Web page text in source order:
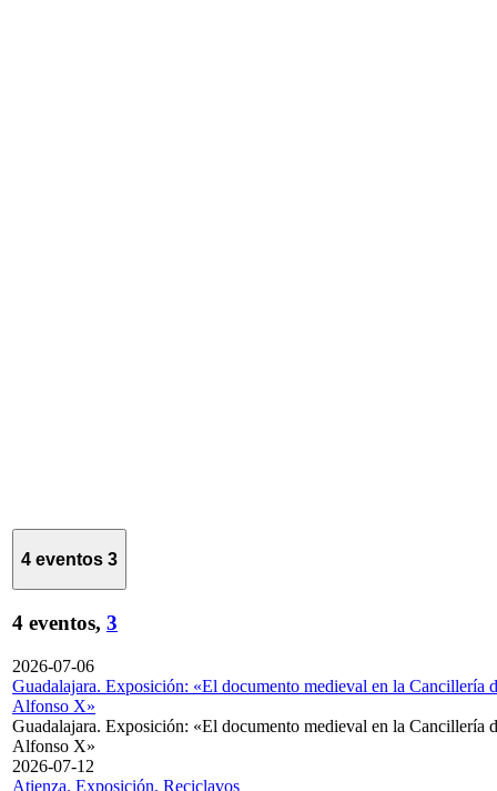
4 eventos 3
4 eventos, 3
2026-07-06
Guadalajara. Exposición: «El documento medieval en la Cancillería
Alfonso X»
Guadalajara. Exposición: «El documento medieval en la Cancillería
Alfonso X»
2026-07-12
Atienza. Exposición. Reciclavos